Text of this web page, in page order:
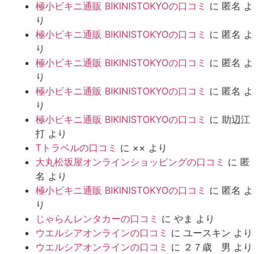
極小ビキニ通販 BIKINISTOKYOの口コミ に 匿名 よ
り
極小ビキニ通販 BIKINISTOKYOの口コミ に 匿名 よ
り
極小ビキニ通販 BIKINISTOKYOの口コミ に 匿名 よ
り
極小ビキニ通販 BIKINISTOKYOの口コミ に 匿名 よ
り
極小ビキニ通販 BIKINISTOKYOの口コミ に 助辺江
打 より
Tトラベルの口コミ に ×× より
大丸松坂屋オンラインショッピングの口コミ に 匿
名 より
極小ビキニ通販 BIKINISTOKYOの口コミ に 匿名 よ
り
じゃらんレンタカーの口コミ に やま より
ウエルシアオンラインの口コミ に ユースキン より
ウエルシアオンラインの口コミ に ２７歳 男 より